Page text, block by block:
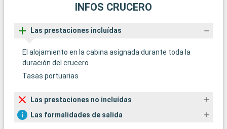
INFOS CRUCERO
Las prestaciones incluídas
El alojamiento en la cabina asignada durante toda la
duración del crucero
Tasas portuarias
Las prestaciones no incluídas
Las formalidades de salida